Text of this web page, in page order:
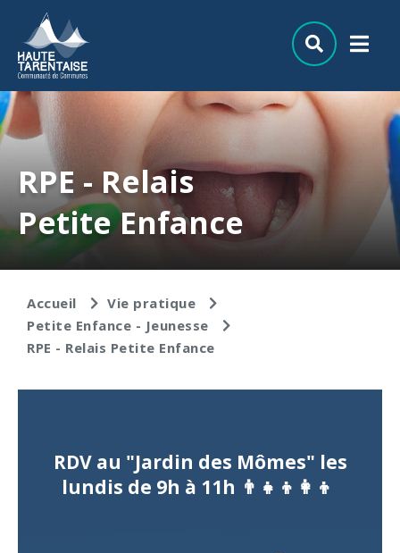
Aller à la recherche
RPE - Relais
Petite Enfance
Accueil
Vie pratique
Petite Enfance - Jeunesse
RPE - Relais Petite Enfance
RDV au "Jardin des Mômes" les
lundis de 9h à 11h 👨‍👧‍👦👩‍👦